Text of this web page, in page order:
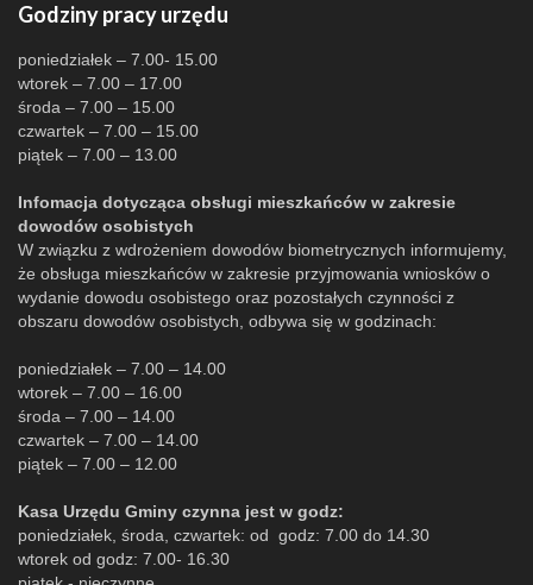
Godziny pracy urzędu
poniedziałek – 7.00- 15.00
wtorek – 7.00 – 17.00
środa – 7.00 – 15.00
czwartek – 7.00 – 15.00
piątek – 7.00 – 13.00
Infomacja dotycząca obsługi mieszkańców w zakresie
dowodów osobistych
W związku z wdrożeniem dowodów biometrycznych informujemy,
że obsługa mieszkańców w zakresie przyjmowania wniosków o
wydanie dowodu osobistego oraz pozostałych czynności z
obszaru dowodów osobistych, odbywa się w godzinach:
poniedziałek – 7.00 – 14.00
wtorek – 7.00 – 16.00
środa – 7.00 – 14.00
czwartek – 7.00 – 14.00
piątek – 7.00 – 12.00
Kasa Urzędu Gminy czynna jest w godz:
poniedziałek, środa, czwartek: od godz: 7.00 do 14.30
wtorek od godz: 7.00- 16.30